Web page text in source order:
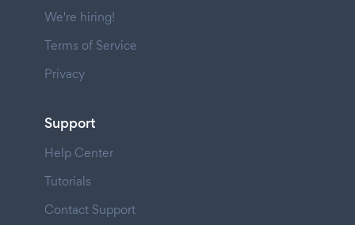
We're hiring!
Terms of Service
Privacy
Support
Help Center
Tutorials
Contact Support